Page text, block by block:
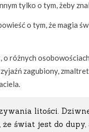
tylko o tym, żeby
o tym, że magia
różnych
zagubiony,
litości.
świat jest do